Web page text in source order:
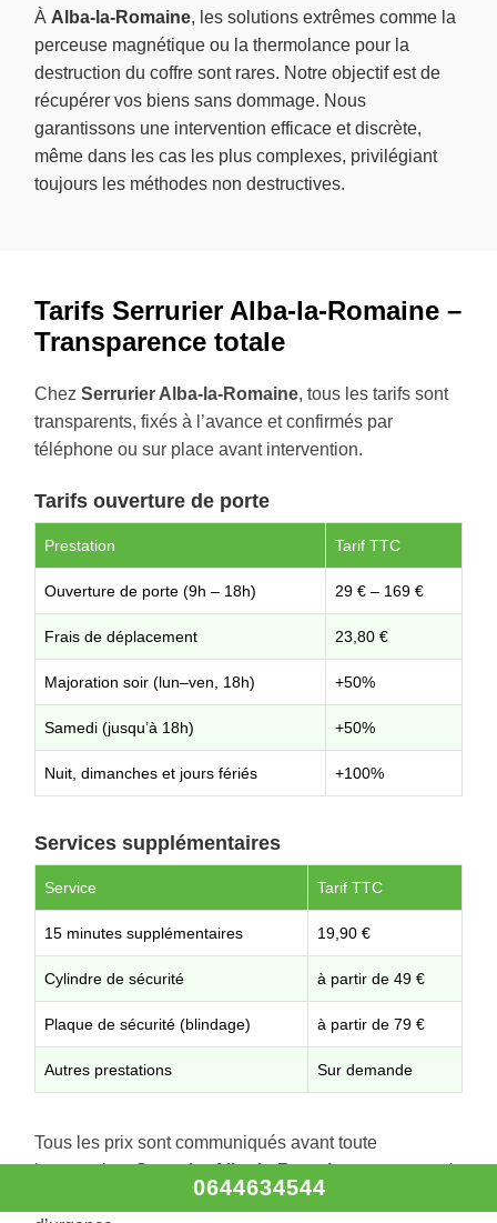
À Alba-la-Romaine, les solutions extrêmes comme la
perceuse magnétique ou la thermolance pour la
destruction du coffre sont rares. Notre objectif est de
récupérer vos biens sans dommage. Nous
garantissons une intervention efficace et discrète,
même dans les cas les plus complexes, privilégiant
toujours les méthodes non destructives.
Tarifs Serrurier Alba-la-Romaine –
Transparence totale
Chez Serrurier Alba-la-Romaine, tous les tarifs sont
transparents, fixés à l’avance et confirmés par
téléphone ou sur place avant intervention.
Tarifs ouverture de porte
Prestation Tarif TTC
Ouverture de porte (9h – 18h) 29 € – 169 €
Frais de déplacement 23,80 €
Majoration soir (lun–ven, 18h) +50%
Samedi (jusqu’à 18h) +50%
Nuit, dimanches et jours fériés +100%
Services supplémentaires
Service Tarif TTC
15 minutes supplémentaires 19,90 €
Cylindre de sécurité à partir de 49 €
Plaque de sécurité (blindage) à partir de 79 €
Autres prestations Sur demande
Tous les prix sont communiqués avant toute
intervention.Serrurier Alba-la-Romainevous garantit
un service sans frais cachés, même en situation
0644634544